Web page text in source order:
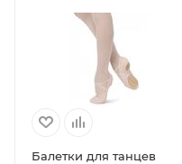
Балетки для танцев